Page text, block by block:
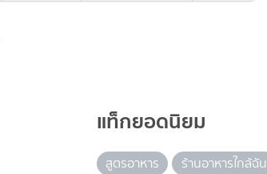
แท็กยอดนิยม
สูตรอาหาร
ร้านอาหารใกล้ฉัน